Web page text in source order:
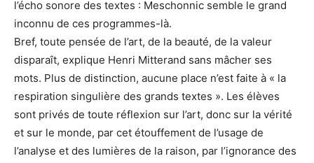
l’écho sonore des textes : Meschonnic semble le grand
inconnu de ces programmes-là.
Bref, toute pensée de l’art, de la beauté, de la valeur
disparaît, explique Henri Mitterand sans mâcher ses
mots. Plus de distinction, aucune place n’est faite à « la
respiration singulière des grands textes ». Les élèves
sont privés de toute réflexion sur l’art, donc sur la vérité
et sur le monde, par cet étouffement de l’usage de
l’analyse et des lumières de la raison, par l’ignorance des